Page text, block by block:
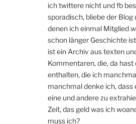
ich twittere nicht und fb
sporadisch, bliebe der Blog
denen ich einmal Mitglied
schon länger Geschichte
ist ein Archiv aus texten
Kommentaren, die, da
enthalten, die ich
manchmal denke ich, dass
eine und andere zu
Zeit, das geld was ich
muss ich?